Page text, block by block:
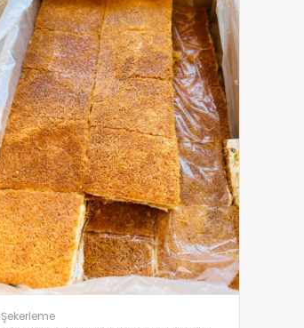
Şekerleme